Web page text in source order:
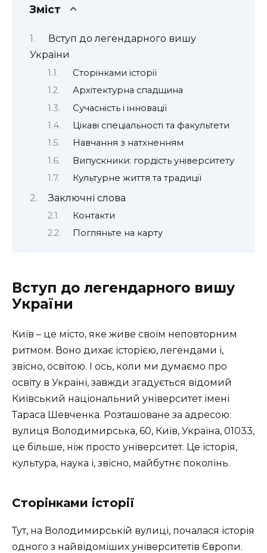
Зміст
Вступ до легендарного вишу
України
Сторінками історії
Архітектурна спадщина
Сучасність і інновації
Цікаві спеціальності та факультети
Навчання з натхненням
Випускники: гордість університету
Культурне життя та традиції
Заключні слова
Контакти
Погляньте на карту
Вступ до легендарного вишу
України
Київ – це місто, яке живе своїм неповторним
ритмом. Воно дихає історією, легендами і,
звісно, освітою. І ось, коли ми думаємо про
освіту в Україні, завжди згадується відомий
Київський національний університет імені
Тараса Шевченка. Розташоване за адресою:
вулиця Володимирська, 60, Київ, Україна, 01033,
це більше, ніж просто університет. Це історія,
культура, наука і, звісно, майбутнє поколінь.
Сторінками історії
Тут, на Володимирській вулиці, почалася історія
одного з найвідоміших університетів Європи.